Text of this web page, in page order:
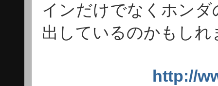
インだけでなくホン
出しているのかもしれ
http://